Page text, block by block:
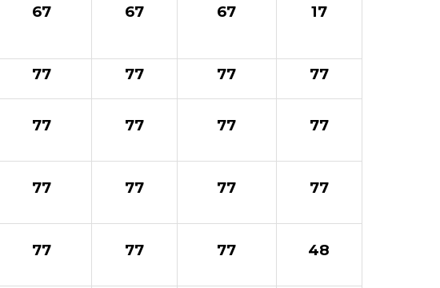
67 67 67 17
77 77 77 77
77 77 77 77
77 77 77 77
77 77 77 48